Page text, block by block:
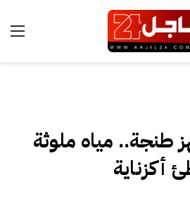
طنجة.. مياه ملوثة
أكزناية